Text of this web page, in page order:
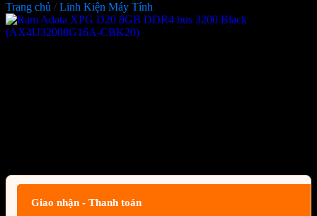
Trang chủ / Linh Kiện Máy Tính
Giao nhận - Thanh toán